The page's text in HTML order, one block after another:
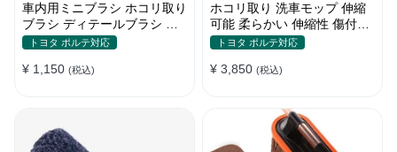
車内用ミニブラシ ホコリ取り
ブラシ ディテールブラシ 筆
タイプ 車 エアコン吹き出し
トヨタ ポルテ対応
¥ 1,150 (税込)
ホコリ取り 洗車モップ 伸縮
可能 柔らかい 伸縮性 傷付け
防止 軽量・コンパクト
トヨタ ポルテ対応
¥ 3,850 (税込)